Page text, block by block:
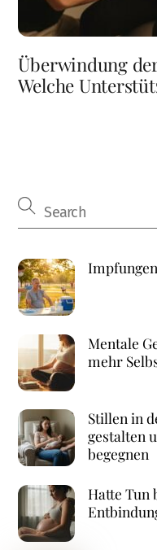
Überwindung
Welche
Mentale
mehr
Stillen in
gestalten
begegnen
Hatte Tun